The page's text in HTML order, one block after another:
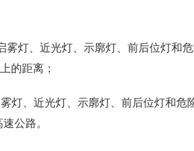
雾灯、近光灯、示廓灯、前后位灯和
的距离；
灯、近光灯、示廓灯、前后位灯和危
公路。